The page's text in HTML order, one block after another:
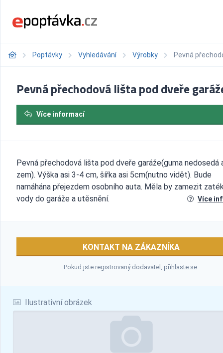
Poptávky Vyhledávání Výrobky Pevná
Ilustrativní obrázek
Pevná přechodová lišta pod dveře
Více informací
Pevná přechodová lišta pod dveře garáže(guma nedosedá
zem). Výška asi 3-4 cm, šířka asi 5cm(nutno vidět). Bude
namáhána přejezdem osobního auta. Měla by zamezit
vody do garáže a utěsnění.
Více
KONTAKT NA ZÁKAZNÍKA
Pokud jste registrovaný dodavatel, přihlaste se.